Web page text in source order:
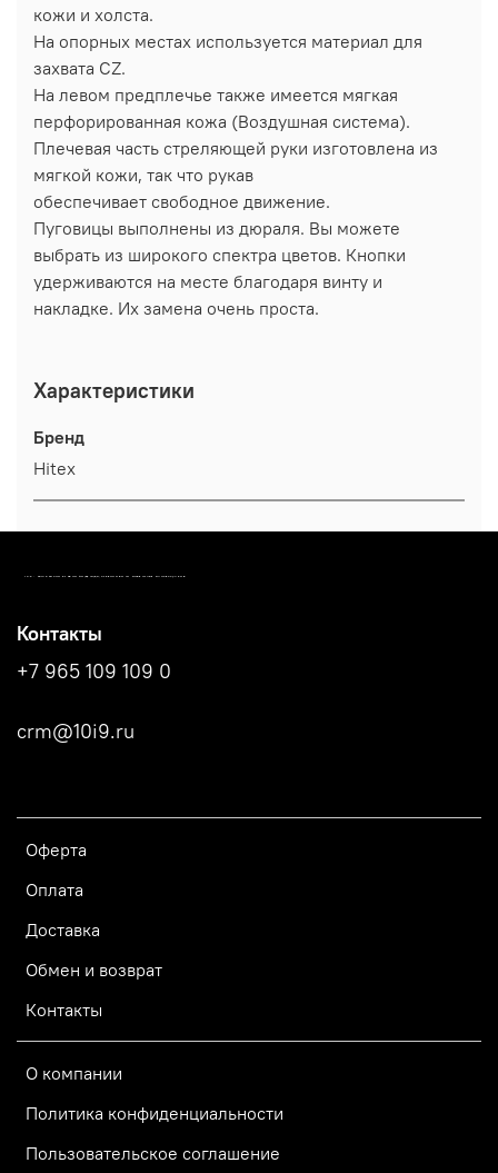
кожи и холста.
На опорных местах используется материал для
захвата CZ.
На левом предплечье также имеется мягкая
перфорированная кожа (Воздушная система).
Плечевая часть стреляющей руки изготовлена из
мягкой кожи, так что рукав
обеспечивает свободное движение.
Пуговицы выполнены из дюраля. Вы можете
выбрать из широкого спектра цветов. Кнопки
удерживаются на месте благодаря винту и
накладке. Их замена очень проста.
Характеристики
Бренд
Hitex
Оферта
Оплата
Доставка
Обмен и возврат
Контакты
О компании
Политика конфиденциальности
Пользовательское соглашение
Контакты
+7 965 109 109 0
crm@10i9.ru